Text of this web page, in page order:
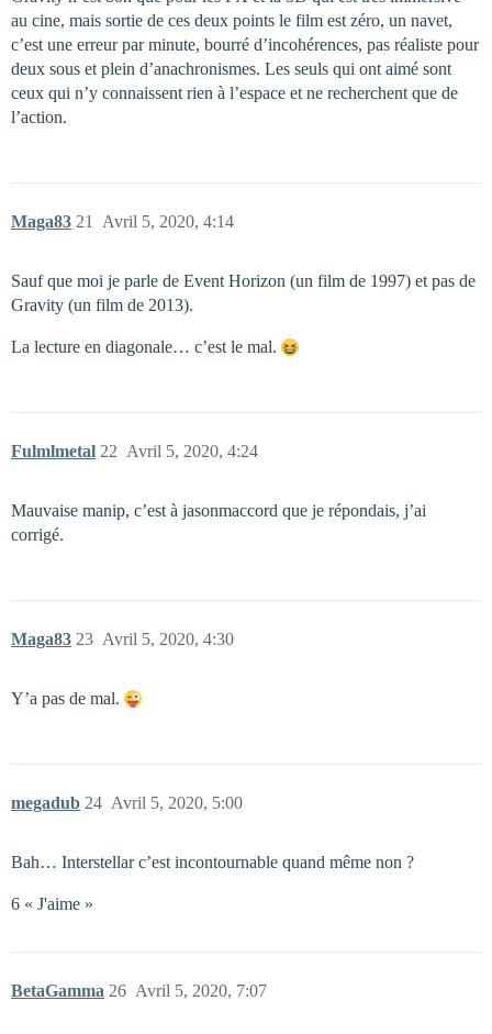
au cine, mais sortie de ces deux points le film est zéro, un navet,
c’est une erreur par minute, bourré d’incohérences, pas réaliste pour
deux sous et plein d’anachronismes. Les seuls qui ont aimé sont
ceux qui n’y connaissent rien à l’espace et ne recherchent que de
l’action.
Maga83 Avril 5, 2020, 4:14
21
Sauf que moi je parle de Event Horizon (un film de 1997) et pas de
Gravity (un film de 2013).
La lecture en diagonale… c’est le mal.
Fulmlmetal Avril 5, 2020, 4:24
22
Mauvaise manip, c’est à jasonmaccord que je répondais, j’ai
corrigé.
Maga83 Avril 5, 2020, 4:30
23
Y’a pas de mal.
megadub Avril 5, 2020, 5:00
24
Bah… Interstellar c’est incontournable quand même non ?
6 « J'aime »
BetaGamma Avril 5, 2020, 7:07
26